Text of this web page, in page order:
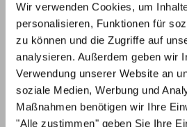
Wir verwenden Cookies, um
personalisieren, Funktionen für
zu können und die Zugriffe auf
analysieren. Außerdem geben wir
Verwendung unserer Website an
soziale Medien, Werbung und
Maßnahmen benötigen wir Ihre
"Alle zustimmen" geben Sie Ihre
Holz & Polsterfarbe
ab 654,30 € ab 727,00€
Mit Vorkassenur588,87 €